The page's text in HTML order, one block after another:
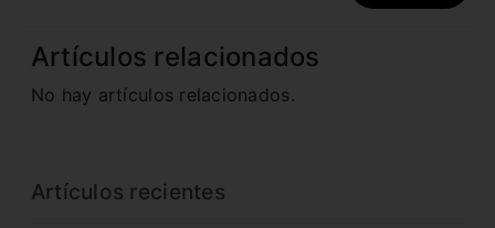
Artículos relacionados
No hay artículos relacionados.
Artículos recientes